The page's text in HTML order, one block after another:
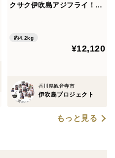
クサク伊吹島アジフライ！💁
ハモカツ✨瀬戸内の貴婦人フ
ィッシュ【大容量20枚】
約4.2kg
¥12,120
香川県観音寺市
伊吹島プロジェクト
もっと見る